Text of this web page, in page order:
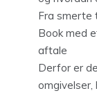
Fra smerte
Book med
aftale
Derfor er